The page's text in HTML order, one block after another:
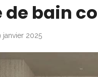
de bain
janvier 2025